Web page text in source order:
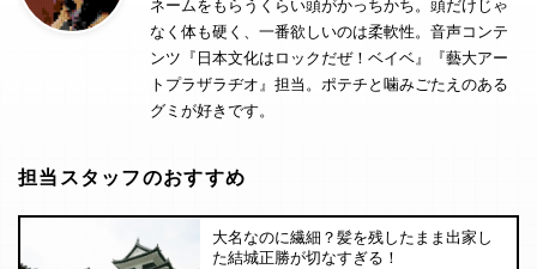
ネームをもらうくらい頭がかっちかち。頭だけじゃ
なく体も硬く、一番欲しいのは柔軟性。音声コンテ
ンツ『日本文化はロックだぜ！ベイベ』『藝大アー
トプラザラヂオ』担当。ポテチと噛みごたえのある
グミが好きです。
担当スタッフのおすすめ
大名なのに繊細？髪を残したまま出家し
た結城正勝が切なすぎる！